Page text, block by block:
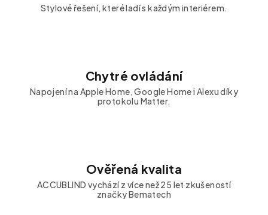
Stylové řešení, které ladí s každým interiérem.
Chytré ovládání
Napojení na Apple Home, Google Home i Alexu díky
protokolu Matter.
Ověřená kvalita
ACCUBLIND vychází z více než 25 let zkušeností
značky Bematech